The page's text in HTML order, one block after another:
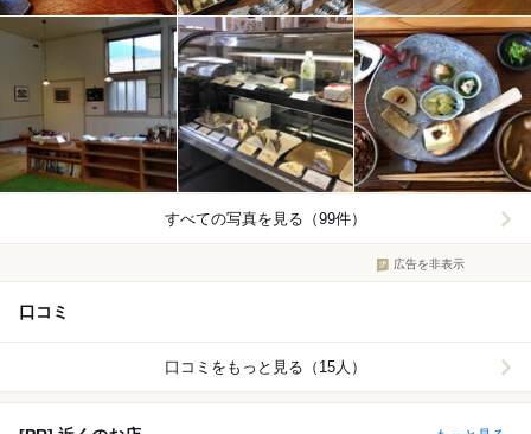
すべての写真を見る（99件）
広告を非表示
口コミ
口コミをもっと見る（15人）